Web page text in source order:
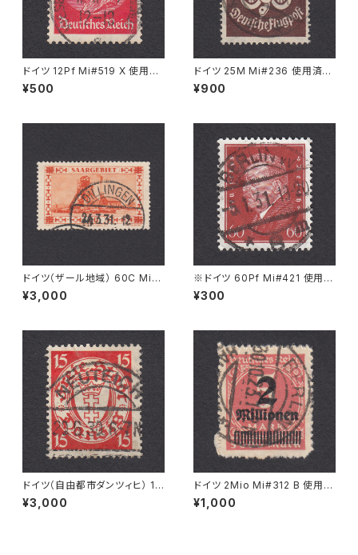
ドイツ 12Pf Mi#519 X 使用済
み切手｜WESERMÜNDE-GE
ESTEMÜNDE 11.11.1939
¥500
ドイツ 25M Mi#236 使用済み
切手｜BRESLAU 8.6.1923
¥900
ドイツ（ザール地域） 60C Mi#1
43 使用済み切手｜DILLINGE
N 24.3.1931
¥3,000
※ドイツ 60Pf Mi#421 使用済
み切手｜BERLIN 5.1.1931
¥300
ドイツ（自由都市ダンツィヒ） 15
Pf Mi#214 使用済み切手｜NE
UTEICH 20.6.1930
¥3,000
ドイツ 2Mio Mi#312 B 使用済
み切手｜BERLIN 30.10.1923
¥1,000